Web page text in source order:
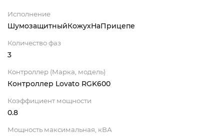
Исполнение
ШумозащитныйКожухНаПрицепе
Количество фаз
3
Контроллер (Марка, модель)
Контроллер Lovato RGK600
Коэффициент мощности
0.8
Мощность максимальная, кВА